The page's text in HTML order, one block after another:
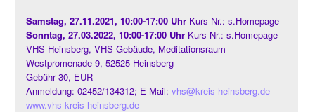
Samstag, 27.11.2021, 10:00-17:00 Uhr Kurs-Nr.: s.Homepage
Sonntag, 27.03.2022, 10:00-17:00 Uhr Kurs-Nr.: s.Homepage
VHS Heinsberg, VHS-Gebäude, Meditationsraum
Westpromenade 9, 52525 Heinsberg
Gebühr 30,-EUR
Anmeldung: 02452/134312; E-Mail: vhs@kreis-heinsberg.de
www.vhs-kreis-heinsberg.de